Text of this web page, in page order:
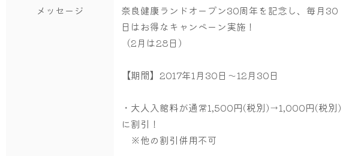
メッセージ
奈良健康ランドオープン30周年を記念し、毎月30
日はお得なキャンペーン実施！
（2月は28日）
【期間】2017年1月30日～12月30日
・大人入館料が通常1,500円(税別)→1,000円(税別)
に割引！
※他の割引併用不可